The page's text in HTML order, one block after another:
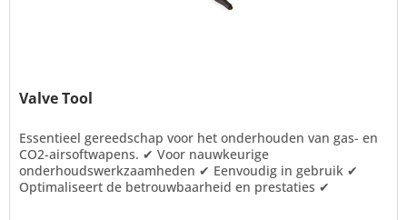
Valve Tool
Essentieel gereedschap voor het onderhouden van gas- en
CO2-airsoftwapens. ✔ Voor nauwkeurige
onderhoudswerkzaamheden ✔ Eenvoudig in gebruik ✔
Optimaliseert de betrouwbaarheid en prestaties ✔